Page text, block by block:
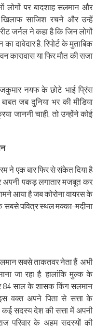
लोगों पर बादशाह सलमान और
साजिश रचने और उन्हें
जर्नल ने कहा है कि जिन लोगों
दावेदार है. रिपोर्ट के मुताबिक
कारावास या फिर मौत की सजा
नयफ के छोटे भाई प्रिंस
जब दुनिया भर की मीडिया
जाननी चाही, तो उन्होंने कोई
ने एक बार फिर से संकेत दिया है
अपनी पकड़ लगातार मजबूत कर
आया है जब कोरोना वायरस के
पवित्र स्थल मक्का-मदीना
सबसे ताकतवर नेता हैं. अभी
जा रहा है. हालांकि मुल्क के
84 साल के शासक किंग सलमान
वक्त अपने पिता से सत्ता के
सदस्य देश की सत्ता में अपनी
परिवार के अहम सदस्यों की